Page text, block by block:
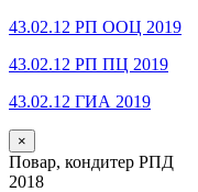
43.02.12 РП ООЦ 2019
43.02.12 РП ПЦ 2019
43.02.12 ГИА 2019
×
Повар, кондитер РПД
2018